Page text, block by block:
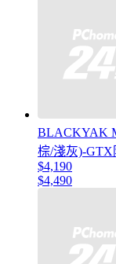
BLACKYAK
棕/淺灰)-
$4,190
$4,490